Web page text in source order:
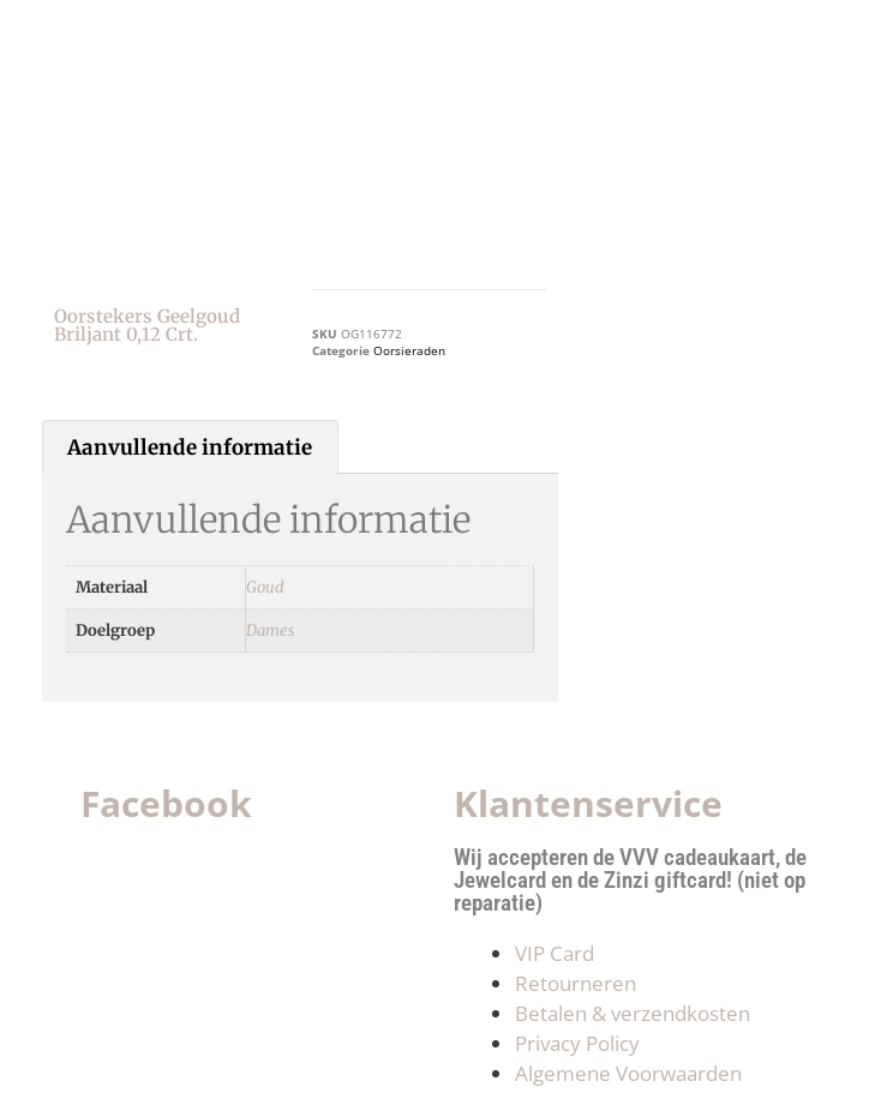
Oorstekers Geelgoud
Briljant 0,12 Crt. SKU OG116772
Categorie Oorsieraden
Aanvullende informatie
Aanvullende informatie
Materiaal Goud
Doelgroep Dames
Facebook Klantenservice
Wij accepteren de VVV cadeaukaart, de
Jewelcard en de Zinzi giftcard! (niet op
reparatie)
VIP Card
Retourneren
Betalen & verzendkosten
Privacy Policy
Algemene Voorwaarden